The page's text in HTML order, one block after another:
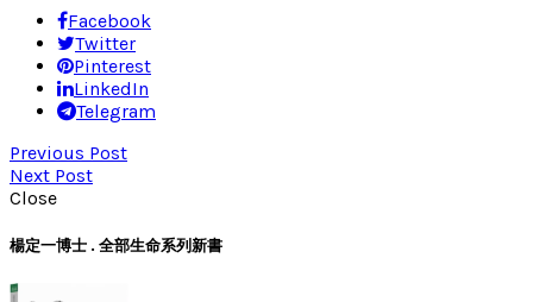
Facebook
Twitter
Pinterest
LinkedIn
Telegram
Previous Post
Next Post
Close
楊定一博士 . 全部生命系列新書